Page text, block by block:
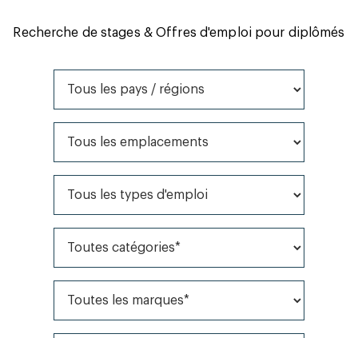
Recherche de stages & Offres d'emploi pour diplômés
Tous les pays / régions
Tous les emplacements
Toutes catégories*
Toutes les marques*